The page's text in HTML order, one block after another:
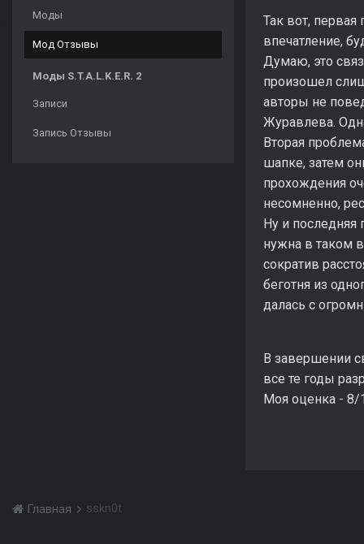
Моды
Мод Отзывы
Моды S.T.A.L.K.E.R. 2
Записи
Запись Отзывы
Так вот,
впечатление,
Думаю, это
произошел
авторы не
Журавлева.
Вторая
шапке, затем
прохождения
несомненно,
Ну и последняя
нужна в таком
сократив
беготня из
далась с
В завершении
все те годы
Моя оценка - 8/
Главная sskn0t